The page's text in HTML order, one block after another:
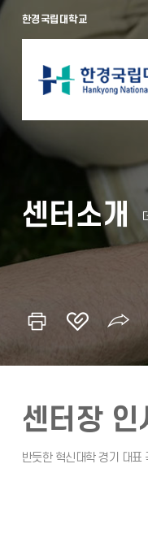
한경국립대학교
센터소개
센터장 인